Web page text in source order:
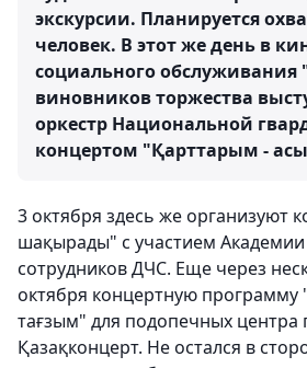
экскурсии. Планируется
человек. В этот же день в
социального
виновников торжества
оркестр Национальной
концертом "Қарттарым -
3 октября здесь же организуют
шақырады" с участием
сотрудников ДЧС. Еще через
октября концертную программу
тағзым" для подопечных центра
Қазақконцерт. Не остался в